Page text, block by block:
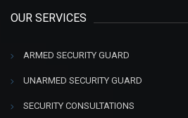
OUR SERVICES
ARMED SECURITY GUARD
UNARMED SECURITY GUARD
SECURITY CONSULTATIONS